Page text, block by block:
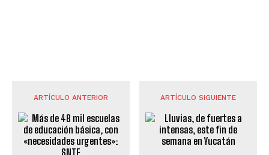
ARTÍCULO ANTERIOR ARTÍCULO SIGUIENTE